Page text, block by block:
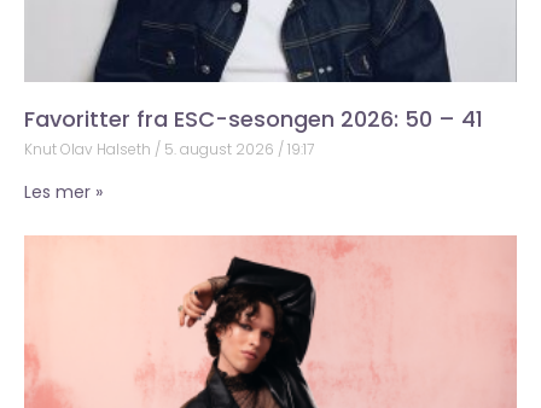
Favoritter fra ESC-sesongen 2026: 50 – 41
Knut Olav Halseth 5. august 2026 19:17
Les mer »